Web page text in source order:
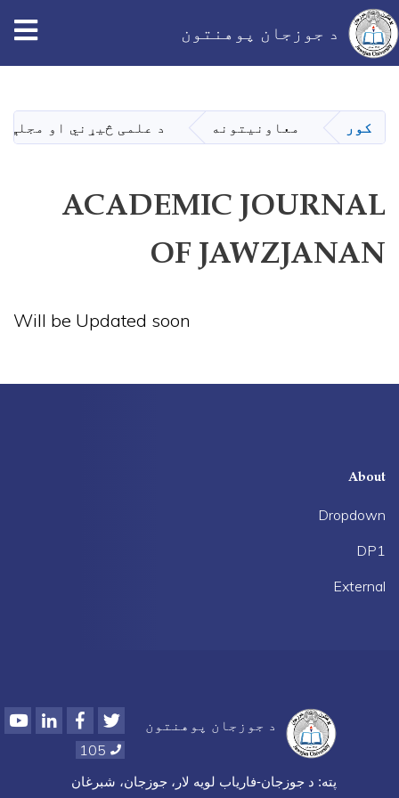
دانګل
د جوزجان پوهنتون
کور معاونیتونه د علمی څیړني او مجلې
ACADEMIC JOURNAL
OF JAWZJANAN
Will be Updated soon
About
Dropdown
DP1
External
د جوزجان پوهنتون YoutubeLinkedInFacebook
105
پته: د جوزجان-فاریاب لویه لار، جوزجان، شبرغان